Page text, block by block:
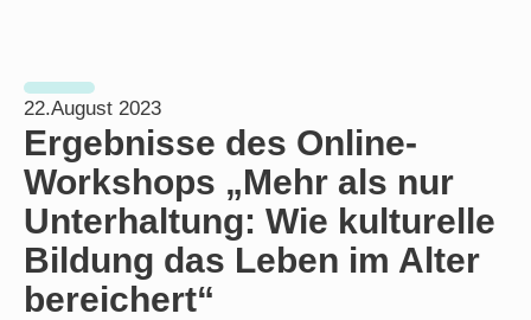
22.August 2023
Ergebnisse des Online-
Workshops „Mehr als nur
Unterhaltung: Wie kulturelle
Bildung das Leben im Alter
bereichert“